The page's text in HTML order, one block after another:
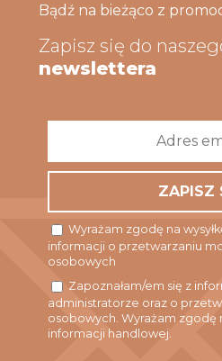
Bądź na bieżąco z
Zapisz się do
newslettera
Wyrażam zgodę na
informacji o przetwarzaniu
osobowych
Zapoznałam/em się z
administratorze oraz o
osobowych. Wyrażam zgodę
informacji handlowej.